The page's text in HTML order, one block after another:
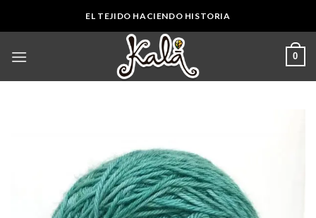
EL TEJIDO HACIENDO HISTORIA
0